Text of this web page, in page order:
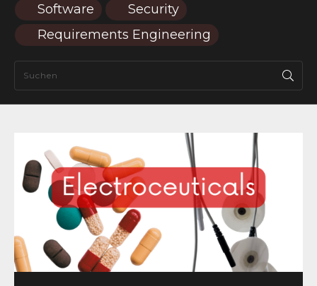
Software
Security
Requirements Engineering